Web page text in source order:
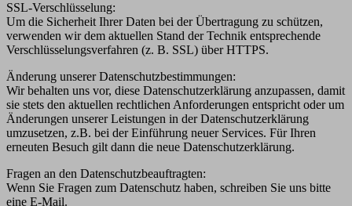
SSL-Verschlüsselung:
Um die Sicherheit Ihrer Daten bei der Übertragung zu schützen,
verwenden wir dem aktuellen Stand der Technik entsprechende
Verschlüsselungsverfahren (z. B. SSL) über HTTPS.
Änderung unserer Datenschutzbestimmungen:
Wir behalten uns vor, diese Datenschutzerklärung anzupassen, damit
sie stets den aktuellen rechtlichen Anforderungen entspricht oder um
Änderungen unserer Leistungen in der Datenschutzerklärung
umzusetzen, z.B. bei der Einführung neuer Services. Für Ihren
erneuten Besuch gilt dann die neue Datenschutzerklärung.
Fragen an den Datenschutzbeauftragten:
Wenn Sie Fragen zum Datenschutz haben, schreiben Sie uns bitte
eine E-Mail.